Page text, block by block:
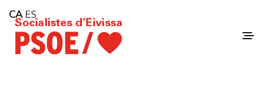
Consell Insular d'Eivissa
Services
Contact
CA ES